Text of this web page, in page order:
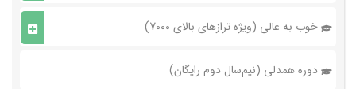
خوب به عالی (ویژه ترازهای بالای 7000)
دوره همدلی (نیم‌سال دوم رایگان)